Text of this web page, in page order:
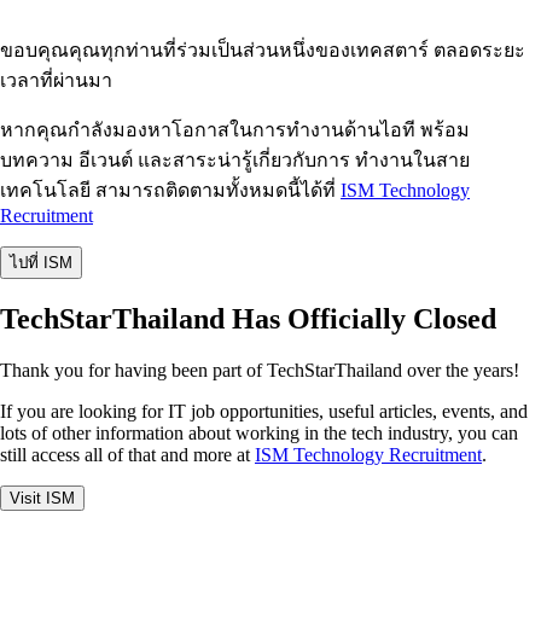
ขอบคุณคุณทุกท่านที่ร่วมเป็นส่วนหนึ่งของเทคสตาร์ ตลอดระยะ
เวลาที่ผ่านมา
หากคุณกำลังมองหาโอกาสในการทำงานด้านไอที พร้อม
บทความ อีเวนต์ และสาระน่ารู้เกี่ยวกับการ ทำงานในสาย
เทคโนโลยี สามารถติดตามทั้งหมดนี้ได้ที่ ISM Technology
Recruitment
ไปที่ ISM
TechStarThailand Has Officially Closed
Thank you for having been part of TechStarThailand over the years!
If you are looking for IT job opportunities, useful articles, events, and
lots of other information about working in the tech industry, you can
still access all of that and more at ISM Technology Recruitment.
Visit ISM